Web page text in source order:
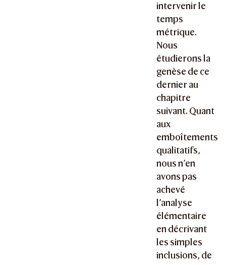
intervenir le
temps
métrique.
Nous
étudierons la
genèse de ce
dernier au
chapitre
suivant. Quant
aux
emboîtements
qualitatifs,
nous n’en
avons pas
achevé
l’analyse
élémentaire
en décrivant
les simples
inclusions, de